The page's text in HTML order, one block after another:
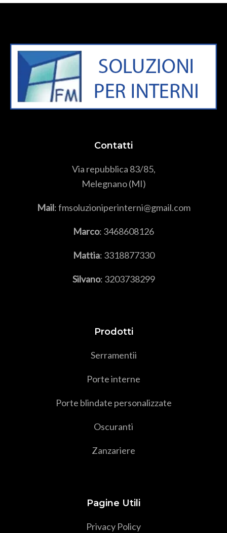
Contatti
Via repubblica 83/85,
Melegnano (MI)
Mail: fmsoluzioniperinterni@gmail.com
Marco: 3468608126
Mattia: 3318877330
Silvano: 3203738299
Prodotti
Serramentii
Porte interne
Porte blindate personalizzate
Oscuranti
Zanzariere
Pagine Utili
Privacy Policy